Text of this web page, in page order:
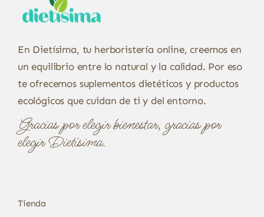
En Dietísima, tu herboristería online, creemos en
un equilibrio entre lo natural y la calidad. Por eso
te ofrecemos suplementos dietéticos y productos
ecológicos que cuidan de ti y del entorno.
Gracias por elegir bienestar, gracias por
elegir Dietísima.
Tienda